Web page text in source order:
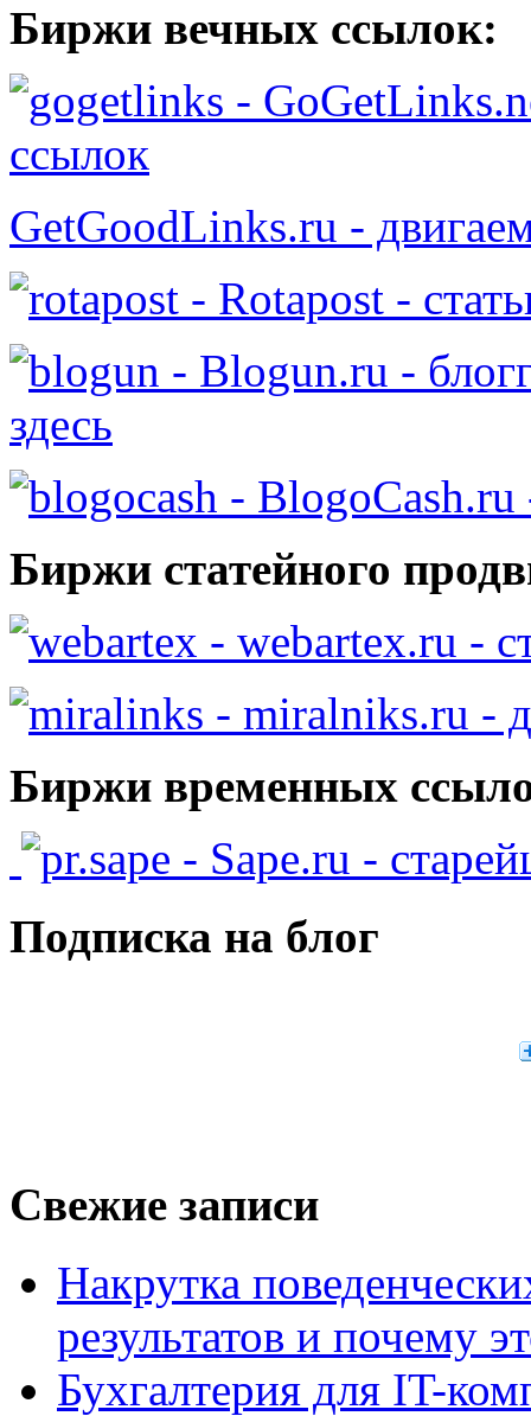
Биржи вечных ссылок:
-
ссылок
GetGoodLinks.ru -
- Rotapost -
- Blogun.ru -
здесь
- BlogoCash.ru
Биржи статейного
- webartex.ru -
- miralniks.ru -
Биржи временных
- Sape.ru -
Подписка на блог
Свежие записи
Накрутка
результатов и почему
Бухгалтерия для IT-